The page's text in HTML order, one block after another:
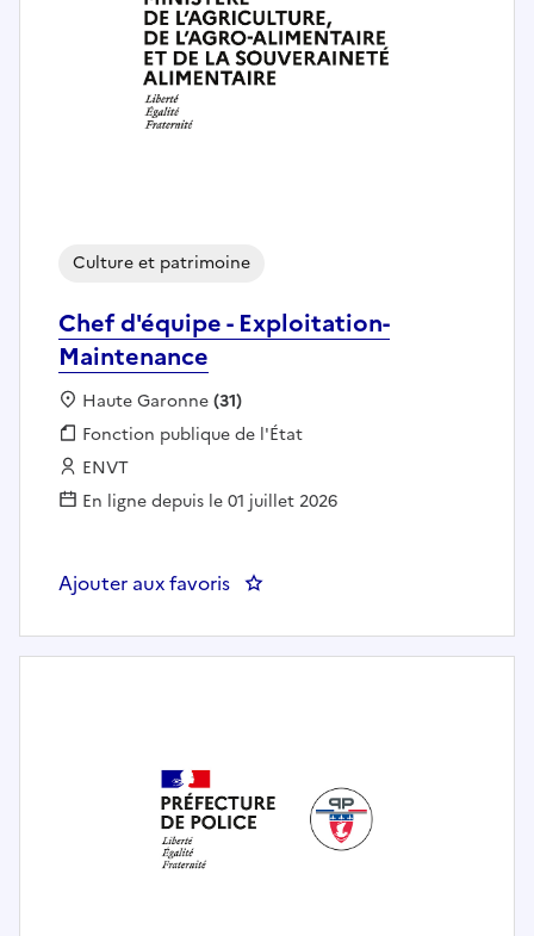
Chef d'équipe - Exploitation-
Maintenance
Culture et patrimoine
Localisation :
Haute Garonne(31)
Fonction publique :
Fonction publique de l'État
Employeur :
ENVT
En ligne depuis le 01 juillet 2026
Ajouter aux favoris : Chef d'équipe - Exploitation-